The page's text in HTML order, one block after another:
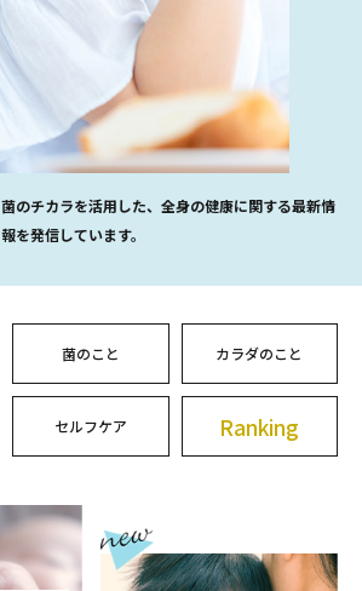
菌のチカラを活用した、全身の健康に関する最新情
報を発信しています。
菌のこと カラダのこと
セルフケア Ranking